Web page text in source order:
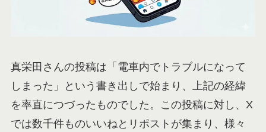
真栄田さんの投稿は「電車内でトラブルになって
しまった」という書き出しで始まり、上記の経緯
を率直につづったものでした。この投稿に対し、X
では数千件ものいいねとリポストが集まり、様々